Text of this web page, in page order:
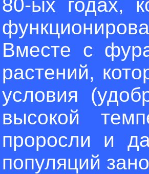
80-ых годах,
Вместе с
растений,
условия
высокой
проросли и
популяций